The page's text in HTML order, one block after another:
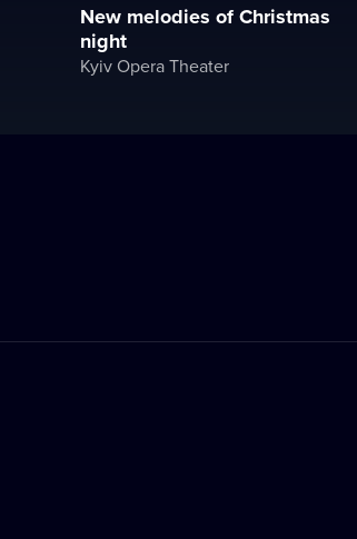
New melodies of Christmas
night
Kyiv Opera Theater